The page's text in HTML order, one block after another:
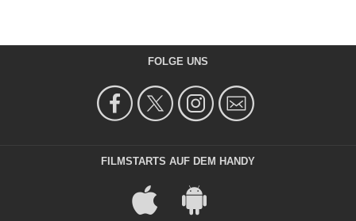
FOLGE UNS
FILMSTARTS AUF DEM HANDY